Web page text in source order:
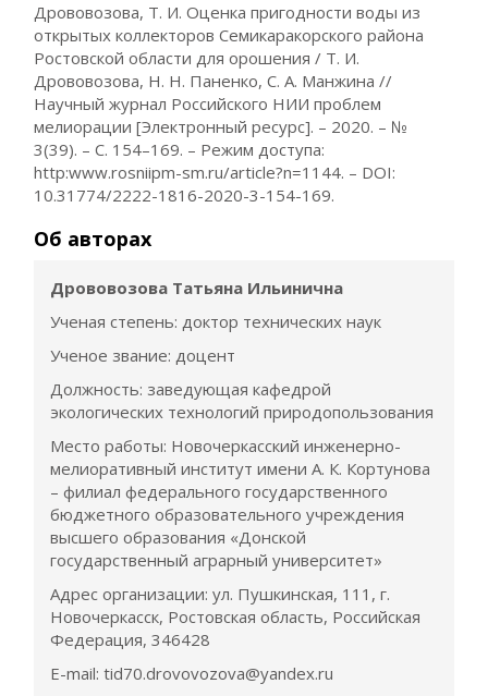
Дрововозова, Т. И. Оценка пригодности воды из
открытых коллекторов Семикаракорского района
Ростовской области для орошения / Т. И.
Дрововозова, Н. Н. Паненко, С. А. Манжина //
Научный журнал Российского НИИ проблем
мелиорации [Электронный ресурс]. – 2020. – №
3(39). – С. 154–169. – Режим доступа:
http:www.rosniipm-sm.ru/article?n=1144. – DOI:
10.31774/2222-1816-2020-3-154-169.
Об авторах
Дрововозова Татьяна Ильинична
Ученая степень: доктор технических наук
Ученое звание: доцент
Должность: заведующая кафедрой
экологических технологий природопользования
Место работы: Новочеркасский инженерно-
мелиоративный институт имени А. К. Кортунова
– филиал федерального государственного
бюджетного образовательного учреждения
высшего образования «Донской
государственный аграрный университет»
Адрес организации: ул. Пушкинская, 111, г.
Новочеркасск, Ростовская область, Российская
Федерация, 346428
E-mail: tid70.drovovozova@yandex.ru